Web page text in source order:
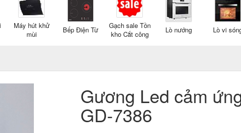
Máy hút khử
mùi
Bếp Điện Từ
Gạch sale Tồn
kho Cắt công
Lò nướng Lò vi
Gương Led cảm
GD-7386